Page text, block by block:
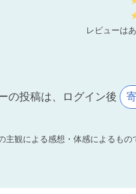
レビューは
の投稿は、ログイン後
観による感想・体感によるもの